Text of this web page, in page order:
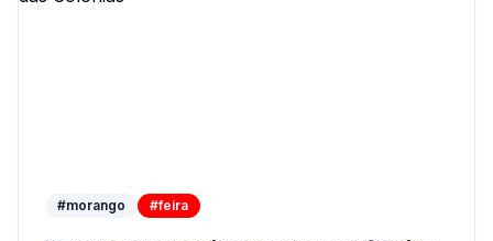
#morango #feira